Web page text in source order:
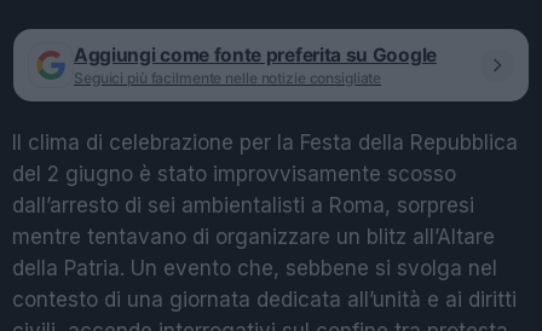
Aggiungi come fonte preferita su Google
Seguici più facilmente nelle notizie consigliate
Il clima di celebrazione per la Festa della Repubblica
del 2 giugno è stato improvvisamente scosso
dall’arresto di sei ambientalisti a Roma, sorpresi
mentre tentavano di organizzare un blitz all’Altare
della Patria. Un evento che, sebbene si svolga nel
contesto di una giornata dedicata all’unità e ai diritti